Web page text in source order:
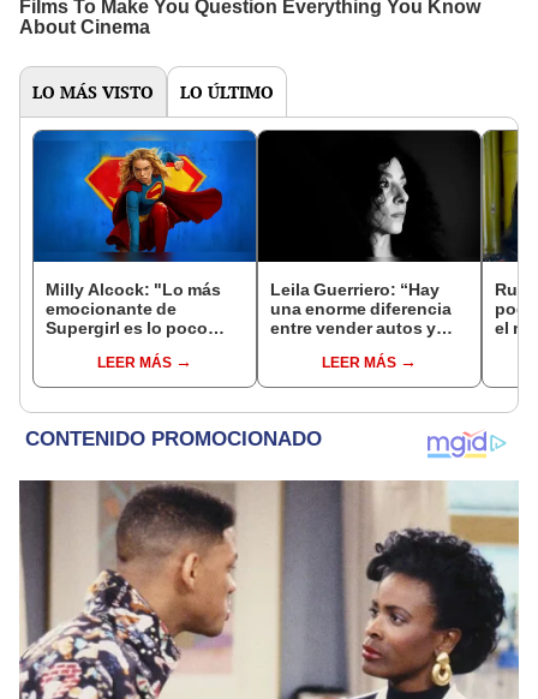
LO MÁS VISTO LO ÚLTIMO
Milly Alcock: "Lo más
emocionante de
Supergirl es lo poco
LEER MÁS
Leila Guerriero: “Hay
una enorme diferencia
entre vender autos y
LEER MÁS
Ruth
el